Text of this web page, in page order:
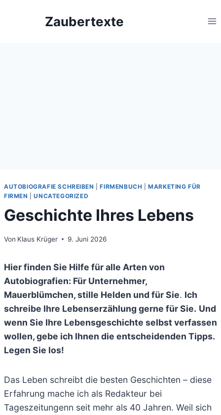
Zaubertexte
AUTOBIOGRAFIE SCHREIBEN |FIRMENBUCH |MARKETING FÜR
FIRMEN
|UNCATEGORIZED
Geschichte Ihres Lebens
Von Klaus Krüger 9. Juni 2026
Hier finden Sie Hilfe für alle Arten von
Autobiografien: Für Unternehmer,
Mauerblümchen, stille Helden und für Sie. Ich
schreibe Ihre Lebenserzählung gerne für Sie. Und
wenn Sie Ihre Lebensgeschichte selbst verfassen
wollen, gebe ich Ihnen die entscheidenden Tipps.
Legen Sie los!
Das Leben schreibt die besten Geschichten – diese
Erfahrung mache ich als Redakteur bei
Tageszeitungenn seit mehr als 40 Jahren. Weil sich